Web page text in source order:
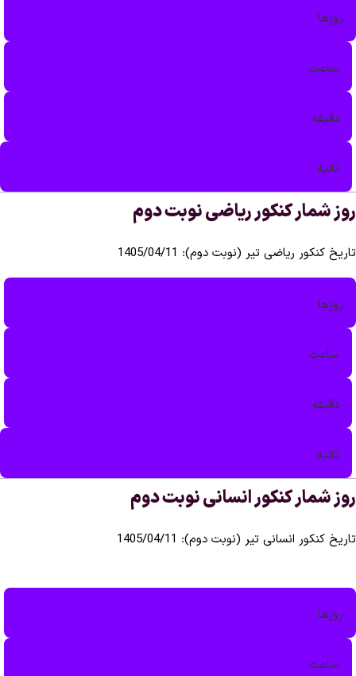
کنکور ریاضی نوبت دوم
ریاضی تیر (نوبت دوم): 1405/04/11
کنکور انسانی نوبت دوم
انسانی تیر (نوبت دوم): 1405/04/11